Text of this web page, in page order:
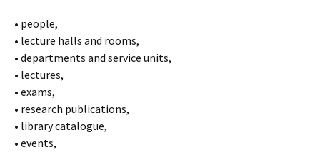
• people,
• lecture halls and rooms,
• departments and service units,
• lectures,
• exams,
• research publications,
• library catalogue,
• events,